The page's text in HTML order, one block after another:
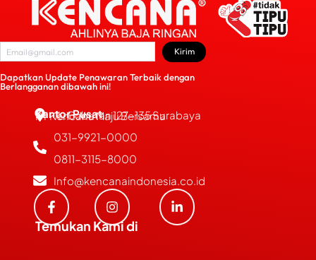
Dapatkan Update Penawaran Terbaik dengan
Berlangganan dibawah ini!
Kirim
Kantor Pusat
PT Kencana Maju Bersama
JL. Bubutan 127-135 Surabaya
031-9921-0000
0811-3115-8000
Info@kencanaindonesia.co.id
Temukan Kami di